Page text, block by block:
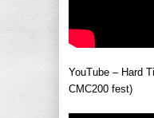
YouTube – Hard
CMC200 fest)